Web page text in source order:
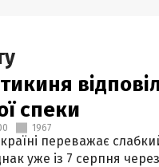
спеки
1967
переважає
уже із 7 серпня